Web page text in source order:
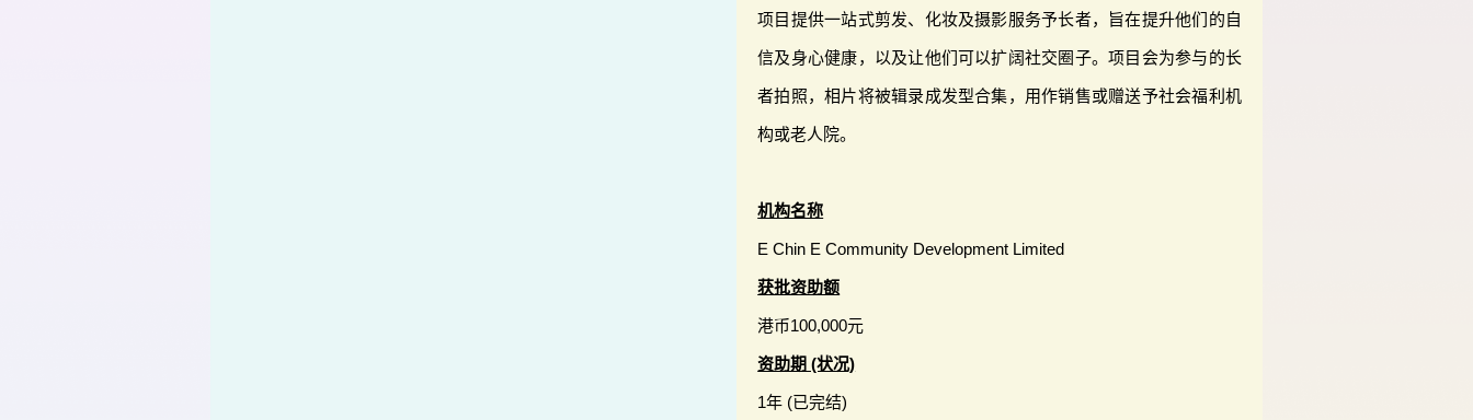
项目提供一站式剪发、化妆及摄影服务予长者，旨在提升他们的自
信及身心健康，以及让他们可以扩阔社交圈子。项目会为参与的长
者拍照，相片将被辑录成发型合集，用作销售或赠送予社会福利机
构或老人院。
机构名称
E Chin E Community Development Limited
获批资助额
港币100,000元
资助期 (状况)
1年 (已完结)